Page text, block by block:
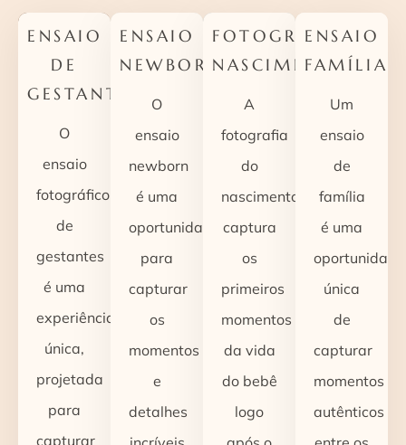
ENSAIO
DE
GESTANTES
O
ensaio
fotográfico
de
gestantes
é uma
experiência
única,
projetada
para
capturar
ENSAIO
NEWBORN
O
ensaio
newborn
é uma
oportunidade
para
capturar
os
momentos
e
detalhes
FOTOGRAFIA
NASCIMENTO
A
fotografia
do
nascimento
captura
os
primeiros
momentos
da vida
do bebê
logo
ENSAIO
FAMÍLIA
Um
ensaio
de
família
é uma
oportunidade
única
de
capturar
momentos
autênticos